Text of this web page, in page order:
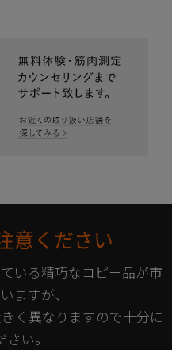
意ください
いる精巧なコピー品が市
ますが、
く異なりますので十分に
い。